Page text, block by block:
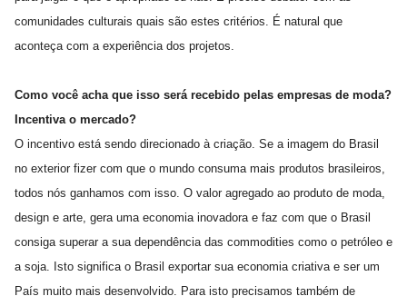
comunidades culturais quais são estes critérios. É natural que
aconteça com a experiência dos projetos.
Como você acha que isso será recebido pelas empresas de moda?
Incentiva o mercado?
O incentivo está sendo direcionado à criação. Se a imagem do Brasil
no exterior fizer com que o mundo consuma mais produtos brasileiros,
todos nós ganhamos com isso. O valor agregado ao produto de moda,
design e arte, gera uma economia inovadora e faz com que o Brasil
consiga superar a sua dependência das commodities como o petróleo e
a soja. Isto significa o Brasil exportar sua economia criativa e ser um
País muito mais desenvolvido. Para isto precisamos também de